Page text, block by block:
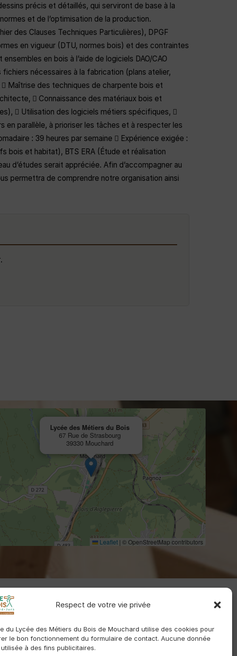
Respect de votre vie privée
du Lycée des Métiers du Bois de Mouchard utilise des cookies pour
le bon fonctionnement du formulaire de contact. Aucune donnée
à des fins publicitaires.
précis et détaillés, qui serviront de base à la
et de l’optimisation de la production.
des Clauses Techniques Particulières), DPGF
en vigueur (DTU, normes bois) et des contraintes
en bois à l’aide de logiciels DAO/CAO
nécessaires à la fabrication (plans atelier,
Maîtrise des techniques de charpente bois et
 Connaissance des matériaux bois et
 Utilisation des logiciels métiers spécifiques, 
en parallèle, à prioriser les tâches et à respecter les
: 39 heures par semaine  Expérience exigée :
bois et habitat), BTS ERA (Étude et réalisation
d’études serait appréciée. Afin d’accompagner au
permettra de comprendre notre organisation ainsi
Lycée des Métiers du Bois
67 Rue de Strasbourg
39330 Mouchard
Leaflet | © OpenStreetMap contributors